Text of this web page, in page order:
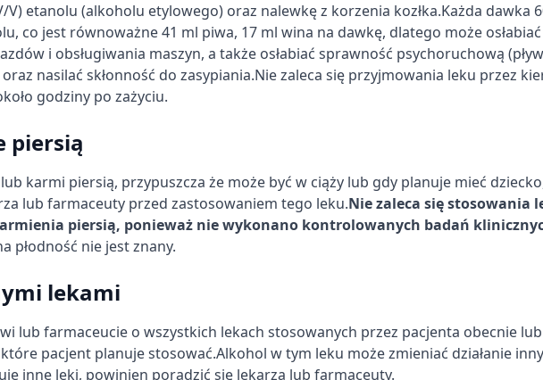
V) etanolu (alkoholu etylowego) oraz nalewkę z korzenia kozłka.Każda dawka
co jest równoważne 41 ml piwa, 17 ml wina na dawkę, dlatego może osłabiać
i obsługiwania maszyn, a także osłabiać sprawność psychoruchową
nasilać skłonność do zasypiania.Nie zaleca się przyjmowania leku przez
godziny po zażyciu.
piersią
karmi piersią, przypuszcza że może być w ciąży lub gdy planuje mieć
lub farmaceuty przed zastosowaniem tego leku.Nie zaleca się stosowania
piersią, ponieważ nie wykonano kontrolowanych badań
płodność nie jest znany.
lekami
lub farmaceucie o wszystkich lekach stosowanych przez pacjenta obecnie lub
pacjent planuje stosować.Alkohol w tym leku może zmieniać działanie
inne leki, powinien poradzić się lekarza lub farmaceuty.